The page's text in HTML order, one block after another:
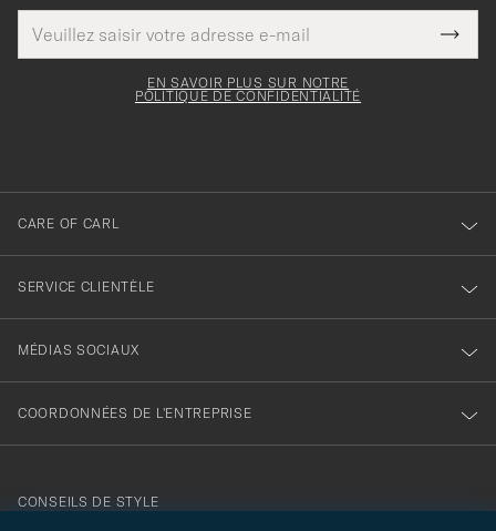
de
courrier
Merci
pour
EN SAVOIR PLUS SUR NOTRE
POLITIQUE DE CONFIDENTIALITÉ
CARE OF CARL
SERVICE CLIENTÈLE
MÉDIAS SOCIAUX
COORDONNÉES DE L'ENTREPRISE
CONSEILS DE STYLE